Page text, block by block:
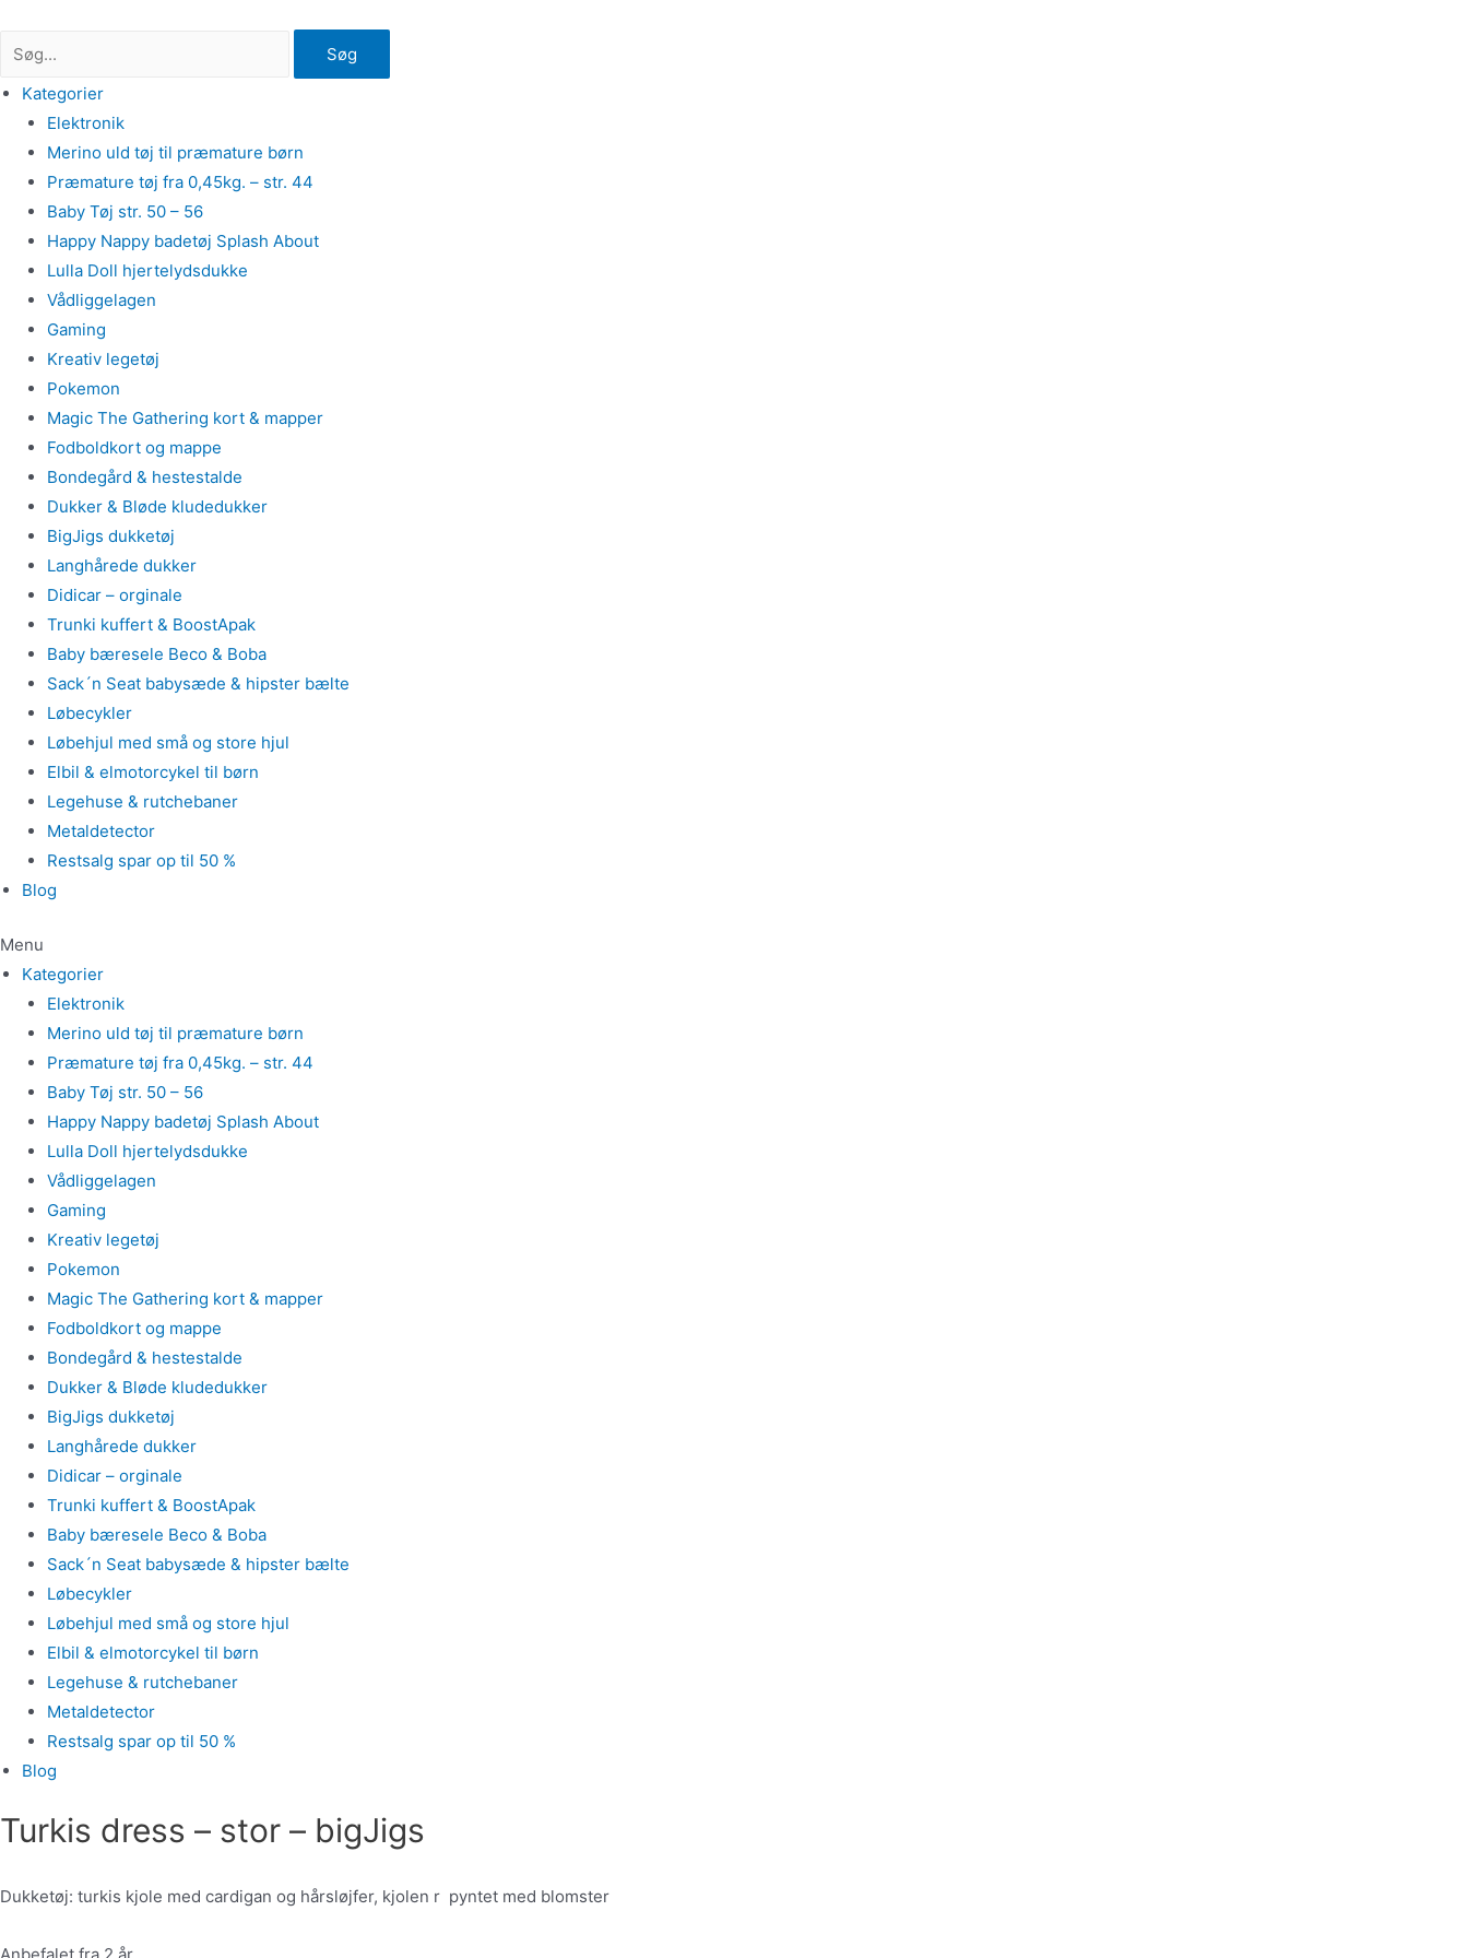
Søg
Kategorier
Elektronik
Merino uld tøj til præmature børn
Præmature tøj fra 0,45kg. – str. 44
Baby Tøj str. 50 – 56
Happy Nappy badetøj Splash About
Lulla Doll hjertelydsdukke
Vådliggelagen
Gaming
Kreativ legetøj
Pokemon
Magic The Gathering kort & mapper
Fodboldkort og mappe
Bondegård & hestestalde
Dukker & Bløde kludedukker
BigJigs dukketøj
Langhårede dukker
Didicar – orginale
Trunki kuffert & BoostApak
Baby bæresele Beco & Boba
Sack´n Seat babysæde & hipster bælte
Løbecykler
Løbehjul med små og store hjul
Elbil & elmotorcykel til børn
Legehuse & rutchebaner
Metaldetector
Restsalg spar op til 50 %
Blog
Menu
Kategorier
Elektronik
Merino uld tøj til præmature børn
Præmature tøj fra 0,45kg. – str. 44
Baby Tøj str. 50 – 56
Happy Nappy badetøj Splash About
Lulla Doll hjertelydsdukke
Vådliggelagen
Gaming
Kreativ legetøj
Pokemon
Magic The Gathering kort & mapper
Fodboldkort og mappe
Bondegård & hestestalde
Dukker & Bløde kludedukker
BigJigs dukketøj
Langhårede dukker
Didicar – orginale
Trunki kuffert & BoostApak
Baby bæresele Beco & Boba
Sack´n Seat babysæde & hipster bælte
Løbecykler
Løbehjul med små og store hjul
Elbil & elmotorcykel til børn
Legehuse & rutchebaner
Metaldetector
Restsalg spar op til 50 %
Blog
Turkis dress – stor – bigJigs
Dukketøj: turkis kjole med cardigan og hårsløjfer, kjolen r pyntet med blomster